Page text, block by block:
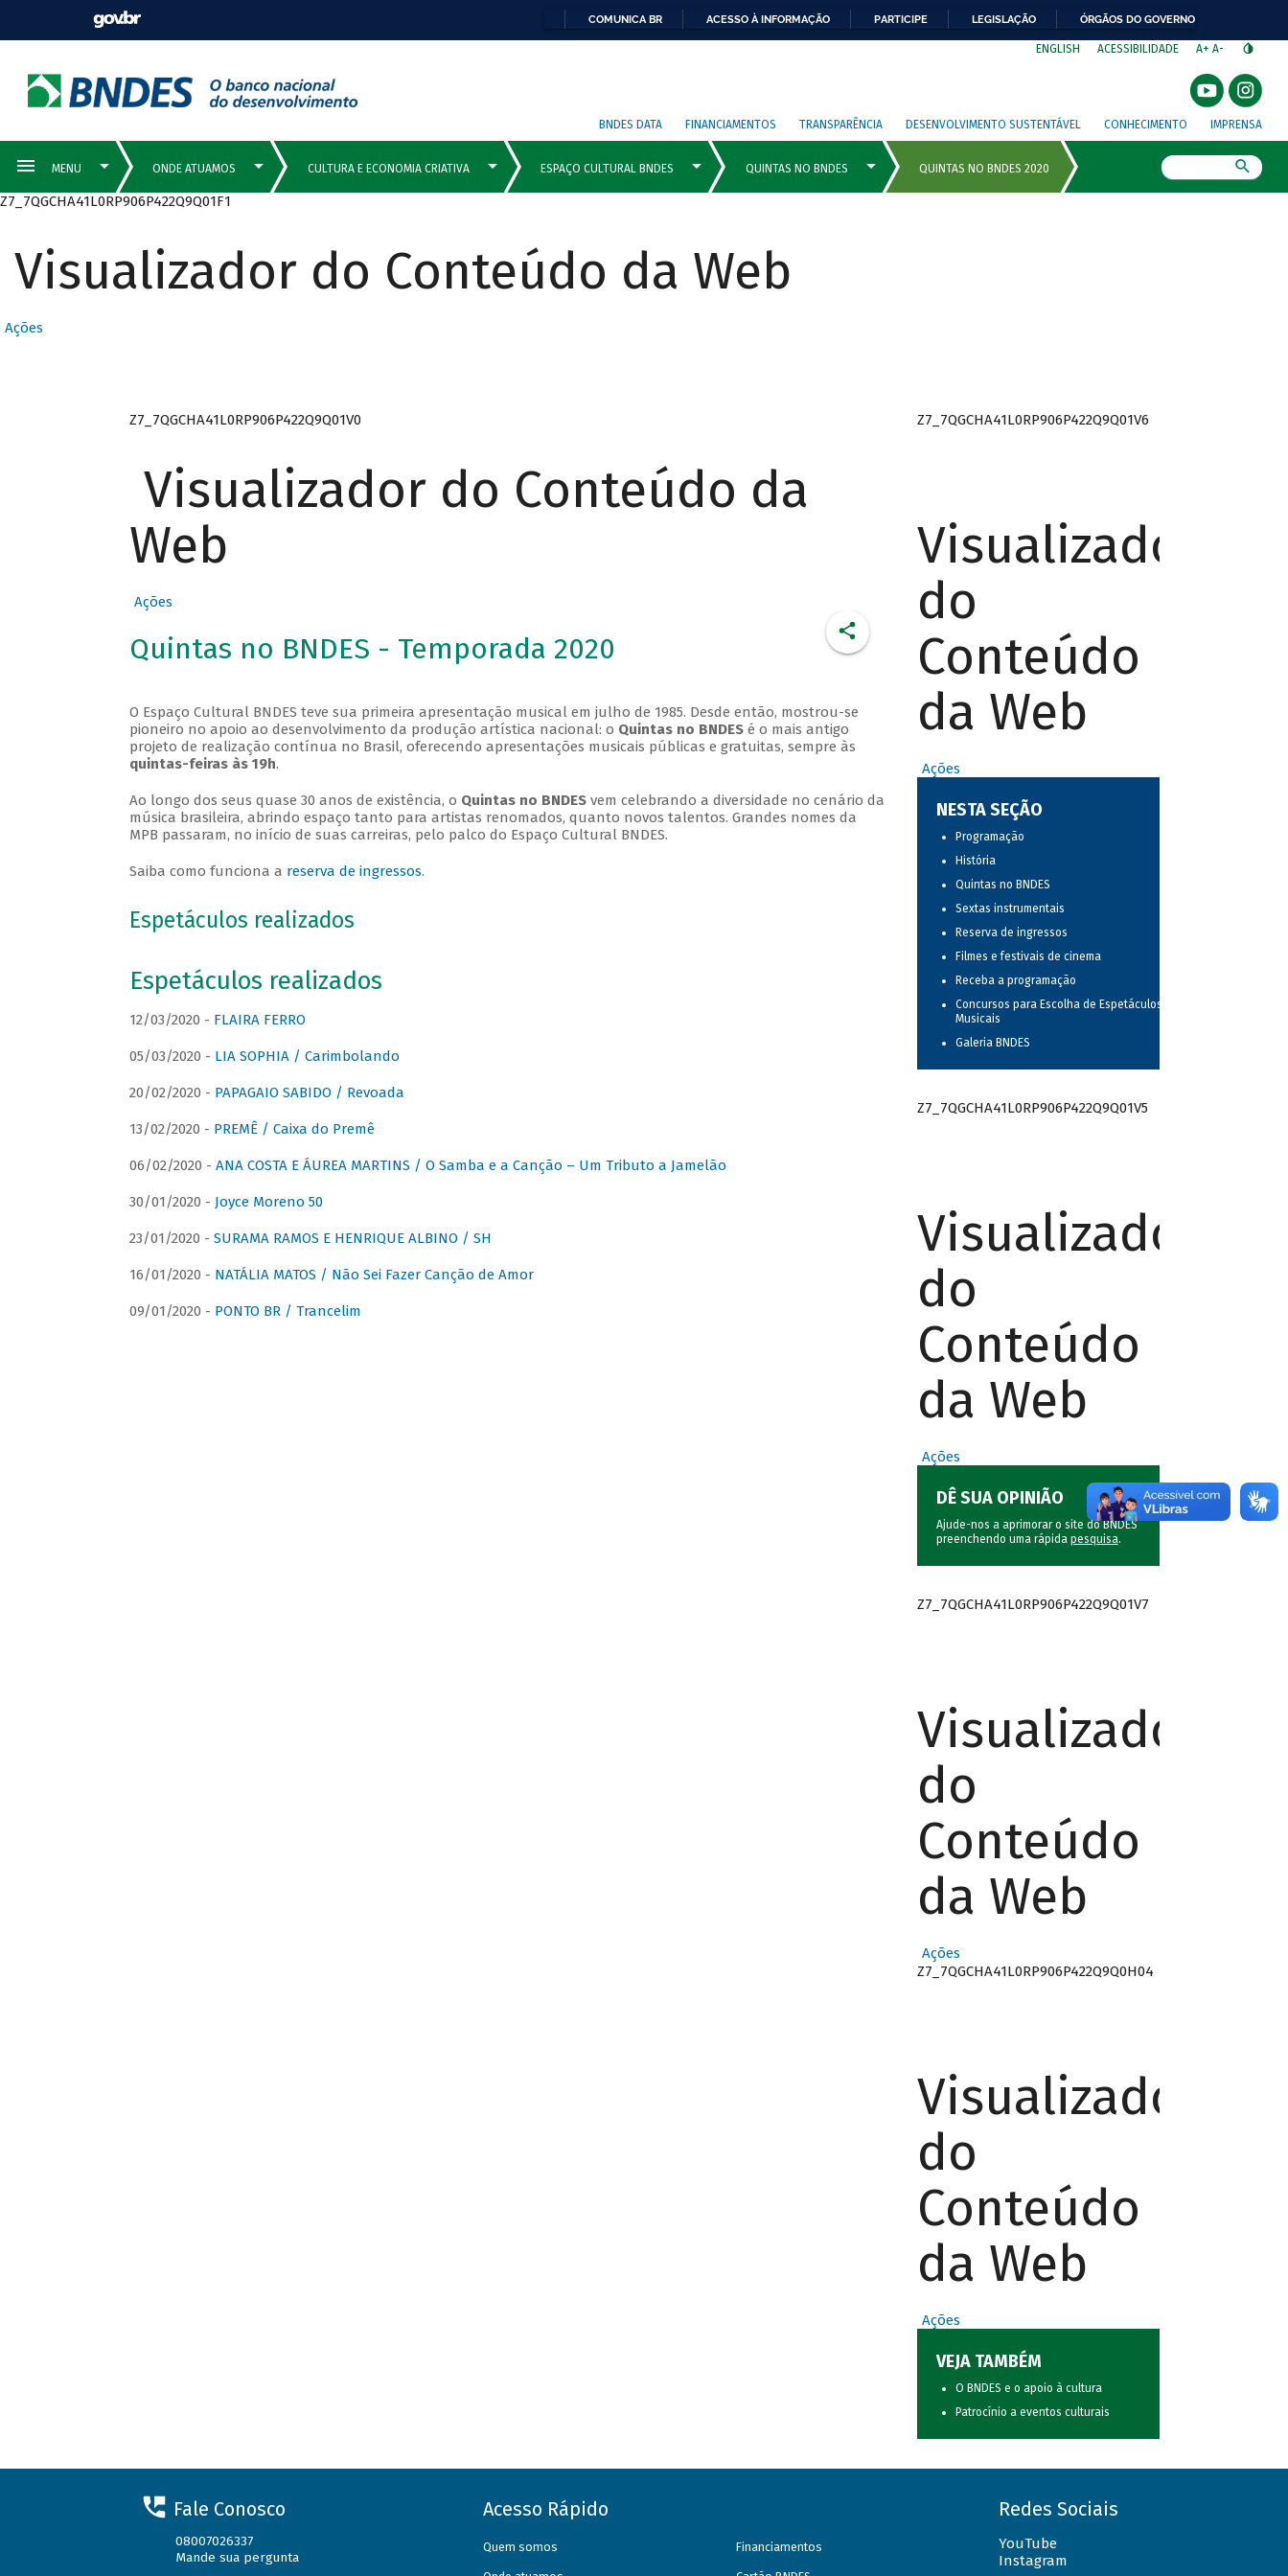
COMUNICA BR ACESSO À INFORMAÇÃO PARTICIPE LEGISLAÇÃO ÓRGÃOS DO GOVERNO
ENGLISH ACESSIBILIDADE A+ A-
BNDES DATA FINANCIAMENTOS TRANSPARÊNCIA DESENVOLVIMENTO SUSTENTÁVEL CONHECIMENTO IMPRENSA
Z7_7QGCHA41L0RP906P422Q9Q01F1
Visualizador do Conteúdo da Web
Ações
Z7_7QGCHA41L0RP906P422Q9Q01V0
Visualizador do Conteúdo da
Web
Ações
Quintas no BNDES - Temporada 2020
O Espaço Cultural BNDES teve sua primeira apresentação musical em julho de 1985. Desde então, mostrou-se
pioneiro no apoio ao desenvolvimento da produção artística nacional: o Quintas no BNDESé o mais antigo
projeto de realização contínua no Brasil, oferecendo apresentações musicais públicas e gratuitas, sempre às
quintas-feiras às 19h.
Ao longo dos seus quase 30 anos de existência, o Quintas no BNDESvem celebrando a diversidade no cenário da
música brasileira, abrindo espaço tanto para artistas renomados, quanto novos talentos. Grandes nomes da
MPB passaram, no início de suas carreiras, pelo palco do Espaço Cultural BNDES.
Saiba como funciona a reserva de ingressos.
Espetáculos realizados
Espetáculos realizados
12/03/2020 - FLAIRA FERRO
05/03/2020 - LIA SOPHIA / Carimbolando
20/02/2020 - PAPAGAIO SABIDO / Revoada
13/02/2020 - PREMÊ / Caixa do Premê
06/02/2020 - ANA COSTA E ÁUREA MARTINS / O Samba e a Canção – Um Tributo a Jamelão
30/01/2020 - Joyce Moreno 50
23/01/2020 - SURAMA RAMOS E HENRIQUE ALBINO / SH
16/01/2020 - NATÁLIA MATOS / Não Sei Fazer Canção de Amor
09/01/2020 - PONTO BR / Trancelim
Z7_7QGCHA41L0RP906P422Q9Q01V6
Visualizador
do
Conteúdo
da Web
Ações
NESTA SEÇÃO
Programação
História
Quintas no BNDES
Sextas instrumentais
Reserva de ingressos
Filmes e festivais de cinema
Receba a programação
Concursos para Escolha de Espetáculos
Musicais
Galeria BNDES
Z7_7QGCHA41L0RP906P422Q9Q01V5
Visualizador
do
Conteúdo
da Web
Ações
DÊ SUA OPINIÃO
Ajude-nos a aprimorar o site do BNDES
preenchendo uma rápida pesquisa.
Z7_7QGCHA41L0RP906P422Q9Q01V7
Visualizador
do
Conteúdo
da Web
Ações
Z7_7QGCHA41L0RP906P422Q9Q0H04
Visualizador
do
Conteúdo
da Web
Ações
VEJA TAMBÉM
O BNDES e o apoio à cultura
Patrocínio a eventos culturais
Fale Conosco
08007026337
Mande sua pergunta
Acesso Rápido
Quem somos Financiamentos
Redes Sociais
YouTube
Instagram